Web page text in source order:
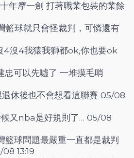
年摩一劍 打著職業包裝的業餘
球就只會怪裁判，可憐還有
4沒4我猿我獅都ok,你也要ok
忠可以先噓了 一堆摸毛哨
休後也不會想看這聯賽 05/08
又nba是好規則了… 05/08
球問題最嚴重一直都是裁判
13:19